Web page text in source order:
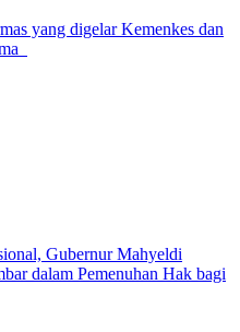
yang digelar Kemenkes dan
Gubernur Mahyeldi
dalam Pemenuhan Hak bagi